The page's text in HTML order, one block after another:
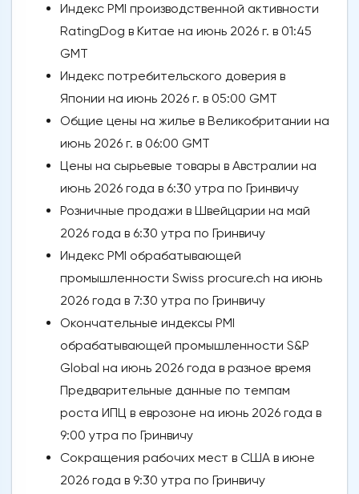
Индекс PMI производственной активности
RatingDog в Китае на июнь 2026 г. в 01:45
GMT
Индекс потребительского доверия в
Японии на июнь 2026 г. в 05:00 GMT
Общие цены на жилье в Великобритании на
июнь 2026 г. в 06:00 GMT
Цены на сырьевые товары в Австралии на
июнь 2026 года в 6:30 утра по Гринвичу
Розничные продажи в Швейцарии на май
2026 года в 6:30 утра по Гринвичу
Индекс PMI обрабатывающей
промышленности Swiss procure.ch на июнь
2026 года в 7:30 утра по Гринвичу
Окончательные индексы PMI
обрабатывающей промышленности S&P
Global на июнь 2026 года в разное время
Предварительные данные по темпам
роста ИПЦ в еврозоне на июнь 2026 года в
9:00 утра по Гринвичу
Сокращения рабочих мест в США в июне
2026 года в 9:30 утра по Гринвичу